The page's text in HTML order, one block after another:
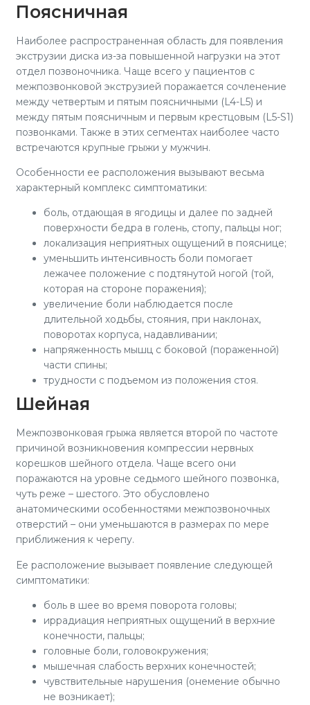
Поясничная
Наиболее распространенная область для появления
экструзии диска из-за повышенной нагрузки на этот
отдел позвоночника. Чаще всего у пациентов с
межпозвонковой экструзией поражается сочленение
между четвертым и пятым поясничными (L4-L5) и
между пятым поясничным и первым крестцовым (L5-S1)
позвонками. Также в этих сегментах наиболее часто
встречаются крупные грыжи у мужчин.
Особенности ее расположения вызывают весьма
характерный комплекс симптоматики:
боль, отдающая в ягодицы и далее по задней
поверхности бедра в голень, стопу, пальцы ног;
локализация неприятных ощущений в пояснице;
уменьшить интенсивность боли помогает
лежачее положение с подтянутой ногой (той,
которая на стороне поражения);
увеличение боли наблюдается после
длительной ходьбы, стояния, при наклонах,
поворотах корпуса, надавливании;
напряженность мышц с боковой (пораженной)
части спины;
трудности с подъемом из положения стоя.
Шейная
Межпозвонковая грыжа является второй по частоте
причиной возникновения компрессии нервных
корешков шейного отдела. Чаще всего они
поражаются на уровне седьмого шейного позвонка,
чуть реже – шестого. Это обусловлено
анатомическими особенностями межпозвоночных
отверстий – они уменьшаются в размерах по мере
приближения к черепу.
Ее расположение вызывает появление следующей
симптоматики:
боль в шее во время поворота головы;
иррадиация неприятных ощущений в верхние
конечности, пальцы;
головные боли, головокружения;
мышечная слабость верхних конечностей;
чувствительные нарушения (онемение обычно
не возникает);